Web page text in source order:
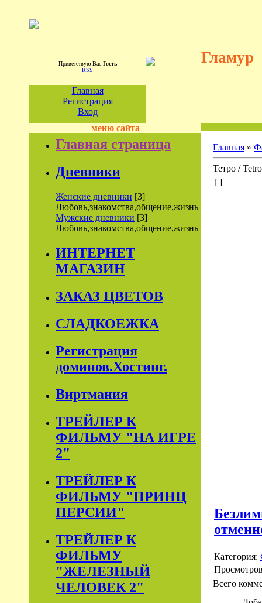
Приветствую Вас Гость
RSS
Гламур
Главная
Регистрация
Вход
меню сайта
Главная страница
Дневники
Женские дневники [3]
Любовь,знакомства,общение,жизнь
Мужские дневники [3]
Любовь,знакомства,общение,жизнь
ИНТЕРНЕТ
МАГАЗИН
ЗАКАЗ ЦВЕТОВ
СЛАДКОЕЖКА
Регистрация
доминов.Хостинг.
Виртмания
ТРЕЙЛЕР К
ФИЛЬМУ "НА ИГРЕ
2"
ТРЕЙЛЕР К
ФИЛЬМУ "ПРИНЦ
ПЕРСИИ"
ТРЕЙЛЕР К
ФИЛЬМУ
"ЖЕЛЕЗНЫЙ
ЧЕЛОВЕК 2"
Главная »
Тетро / Tetro
[ ]
Категория:
Всего